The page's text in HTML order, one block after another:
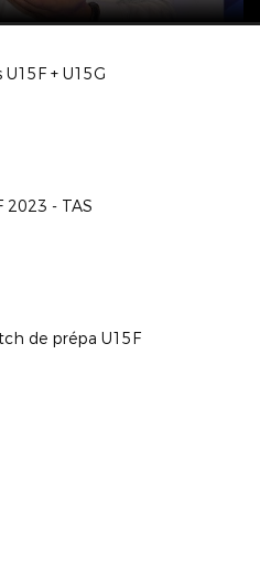
+ U15G
2023 - TAS
de prépa U15F